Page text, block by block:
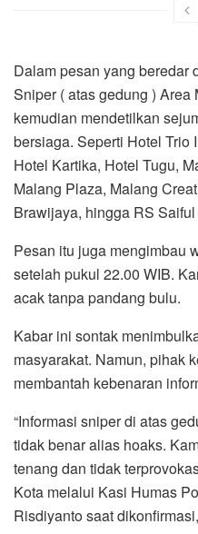
Dalam pesan yang beredar
Sniper ( atas gedung ) Area
kemudian mendetilkan
bersiaga. Seperti Hotel Trio
Hotel Kartika, Hotel Tugu,
Malang Plaza, Malang
Brawijaya, hingga RS
Pesan itu juga mengimbau
setelah pukul 22.00 WIB.
acak tanpa pandang bulu.
Kabar ini sontak
masyarakat. Namun, pihak
membantah kebenaran
“Informasi sniper di atas
tidak benar alias hoaks.
tenang dan tidak
Kota melalui Kasi Humas
Risdiyanto saat